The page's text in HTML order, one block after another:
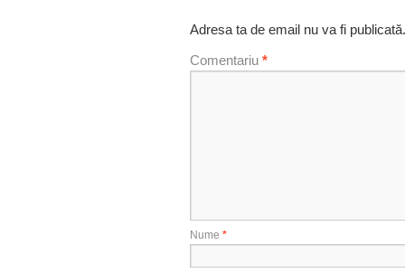
Adresa ta de email nu va fi publicată.
Comentariu *
Nume *